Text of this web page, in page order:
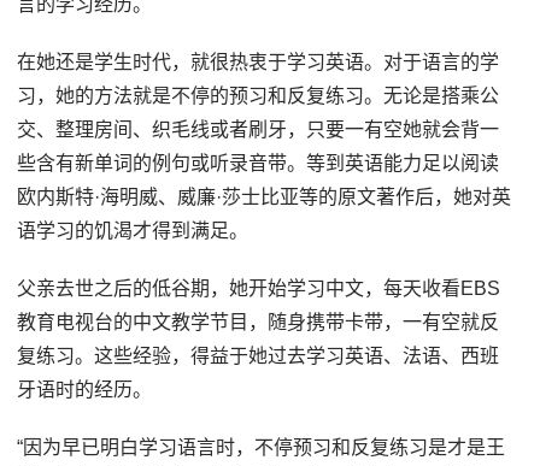
言的学习经历。
在她还是学生时代，就很热衷于学习英语。对于语言的学
习，她的方法就是不停的预习和反复练习。无论是搭乘公
交、整理房间、织毛线或者刷牙，只要一有空她就会背一
些含有新单词的例句或听录音带。等到英语能力足以阅读
欧内斯特·海明威、威廉·莎士比亚等的原文著作后，她对英
语学习的饥渴才得到满足。
父亲去世之后的低谷期，她开始学习中文，每天收看EBS
教育电视台的中文教学节目，随身携带卡带，一有空就反
复练习。这些经验，得益于她过去学习英语、法语、西班
牙语时的经历。
“因为早已明白学习语言时，不停预习和反复练习是才是王